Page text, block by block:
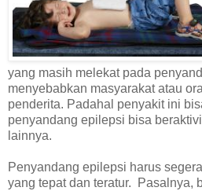
yang masih melekat pada
menyebabkan masyarakat atau
penderita. Padahal penyakit ini
penyandang epilepsi bisa
lainnya.
Penyandang epilepsi harus
yang tepat dan teratur. Pasalnya,